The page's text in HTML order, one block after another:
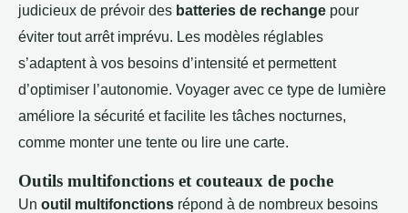
judicieux de prévoir des batteries de rechange pour
éviter tout arrêt imprévu. Les modèles réglables
s’adaptent à vos besoins d’intensité et permettent
d’optimiser l’autonomie. Voyager avec ce type de lumière
améliore la sécurité et facilite les tâches nocturnes,
comme monter une tente ou lire une carte.
Outils multifonctions et couteaux de poche
Un outil multifonctions répond à de nombreux besoins